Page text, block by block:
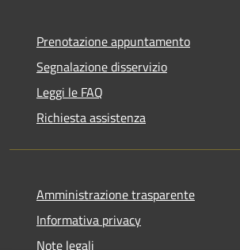
Prenotazione appuntamento
Segnalazione disservizio
Leggi le FAQ
Richiesta assistenza
Amministrazione trasparente
Informativa privacy
Note legali